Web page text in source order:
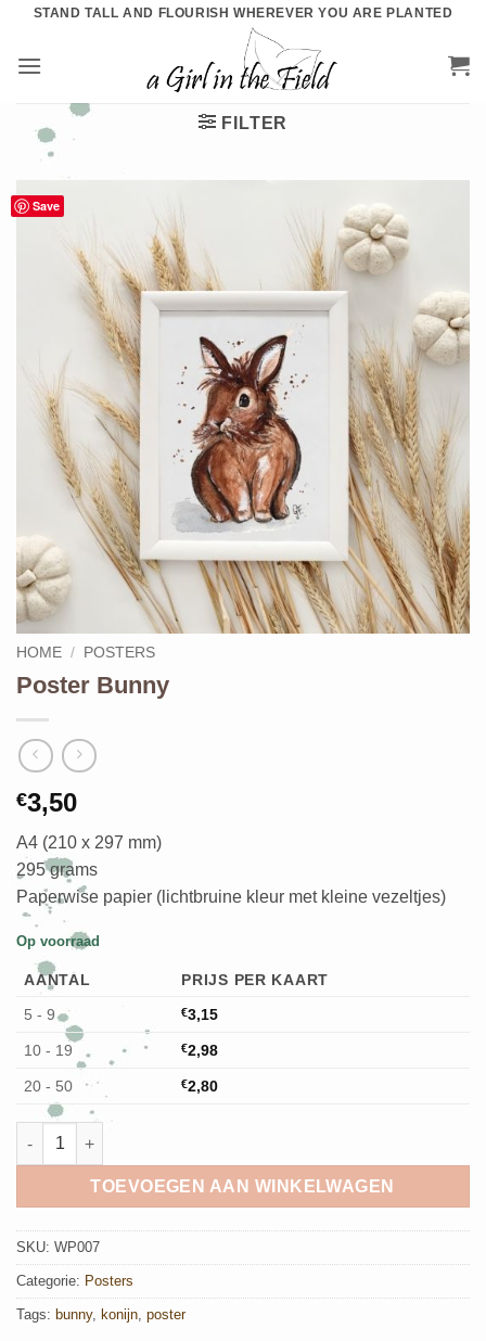
inhoud
STAND TALL AND FLOURISH WHEREVER YOU ARE PLANTED
FILTER
Save
HOME / POSTERS
Poster Bunny
€3,50
A4 (210 x 297 mm)
295 grams
Paperwise papier (lichtbruine kleur met kleine vezeltjes)
Op voorraad
AANTAL
PRIJS PER KAART
5 - 9
€3,15
10 - 19 €2,98
20 - 50 €2,80
Poster Bunny aantal
TOEVOEGEN AAN WINKELWAGEN
SKU: WP007
Categorie: Posters
Tags: bunny, konijn poster